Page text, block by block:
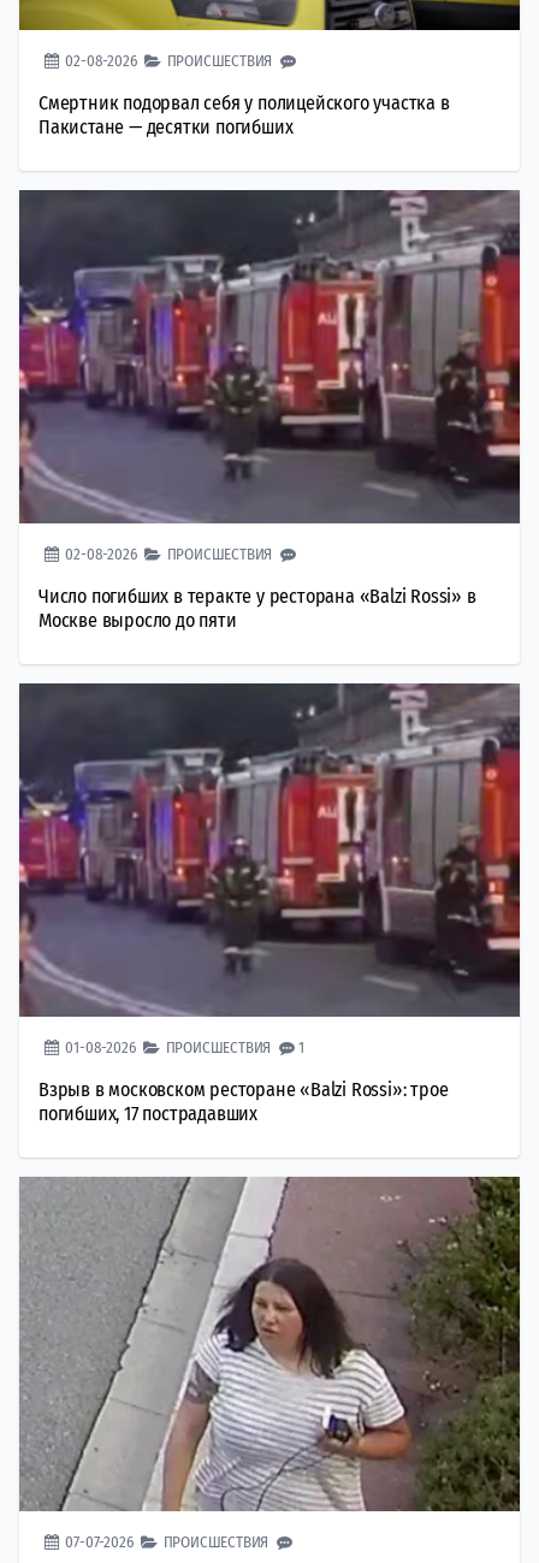
02-08-2026 ПРОИСШЕСТВИЯ
Смертник подорвал себя у полицейского участка в
Пакистане — десятки погибших
02-08-2026 ПРОИСШЕСТВИЯ
Число погибших в теракте у ресторана «Balzi Rossi» в
Москве выросло до пяти
01-08-2026 ПРОИСШЕСТВИЯ 1
Взрыв в московском ресторане «Balzi Rossi»: трое
погибших, 17 пострадавших
07-07-2026 ПРОИСШЕСТВИЯ